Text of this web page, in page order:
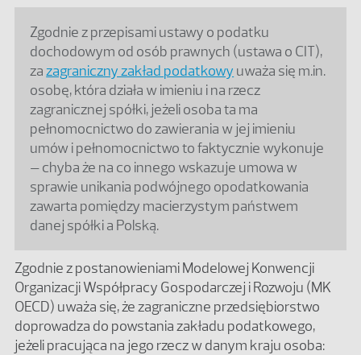
Zgodnie z przepisami ustawy o podatku
dochodowym od osób prawnych (ustawa o CIT),
zazagraniczny zakład podatkowy uważa się m.in.
osobę, która działa w imieniu i na rzecz
zagranicznej spółki, jeżeli osoba ta ma
pełnomocnictwo do zawierania w jej imieniu
umów i pełnomocnictwo to faktycznie wykonuje
– chyba że na co innego wskazuje umowa w
sprawie unikania podwójnego opodatkowania
zawarta pomiędzy macierzystym państwem
danej spółki a Polską.
Zgodnie z postanowieniami Modelowej Konwencji
Organizacji Współpracy Gospodarczej i Rozwoju (MK
OECD) uważa się, że zagraniczne przedsiębiorstwo
doprowadza do powstania zakładu podatkowego,
jeżeli pracująca na jego rzecz w danym kraju osoba: